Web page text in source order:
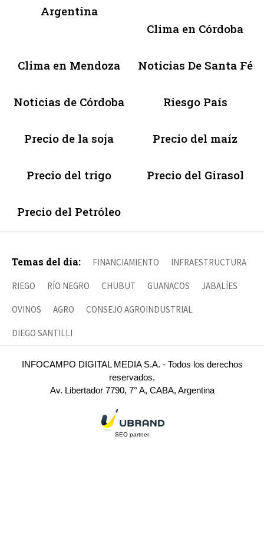
Argentina
Clima en Córdoba
Clima en Mendoza Noticias De Santa Fé
Noticias de Córdoba Riesgo País
Precio de la soja Precio del maíz
Precio del trigo Precio del Girasol
Precio del Petróleo
Temas del día: FINANCIAMIENTO INFRAESTRUCTURA
RIEGO RÍO NEGRO CHUBUT GUANACOS JABALÍES
OVINOS AGRO CONSEJO AGROINDUSTRIAL
DIEGO SANTILLI
INFOCAMPO DIGITAL MEDIA S.A. - Todos los derechos
reservados.
Av. Libertador 7790, 7° A, CABA, Argentina
SEO partner